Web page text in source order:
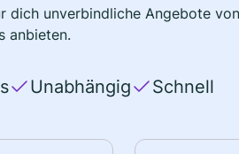
unverbindliche Angebote
anbieten.
Unabhängig Schnell